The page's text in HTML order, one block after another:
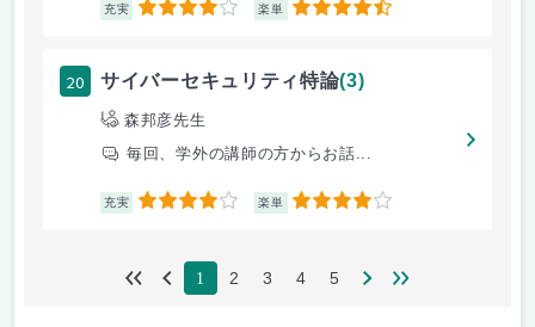
充実 4 楽単 4.5
20 サイバーセキュリティ特論(3)
森邦彦先生
毎回、学外の講師の方からお話...
充実 4 楽単 4
1 2 3 4 5